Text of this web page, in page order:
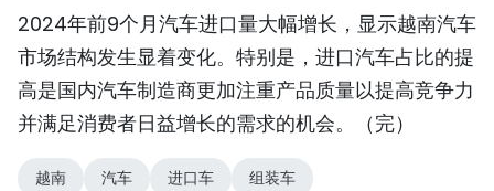
2024年前9个月汽车进口量大幅增长，显示越南汽车
市场结构发生显着变化。特别是，进口汽车占比的提
高是国内汽车制造商更加注重产品质量以提高竞争力
并满足消费者日益增长的需求的机会。（完）
越南 汽车 进口车 组装车